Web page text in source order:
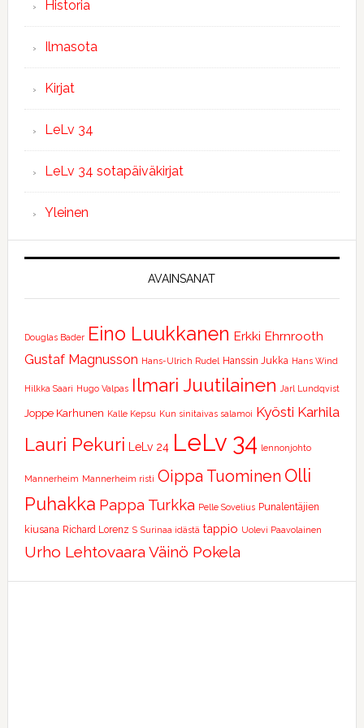
Historia
Ilmasota
Kirjat
LeLv 34
LeLv 34 sotapäiväkirjat
Yleinen
AVAINSANAT
Douglas Bader Eino Luukkanen Erkki Ehrnrooth
Gustaf Magnusson Hans-Ulrich Rudel Hanssin Jukka Hans Wind
Hilkka Saari Hugo Valpas Ilmari Juutilainen Jarl Lundqvist
Joppe Karhunen Kalle Kepsu Kun sinitaivas salamoi Kyösti Karhila
Lauri Pekuri LeLv 24 LeLv 34 lennonjohto
Mannerheim Mannerheim risti Oippa Tuominen Olli
Puhakka Pappa Turkka Pelle Sovelius Punalentäjien
kiusana Richard Lorenz S Surinaa idästä tappio Uolevi Paavolainen
Urho Lehtovaara Väinö Pokela